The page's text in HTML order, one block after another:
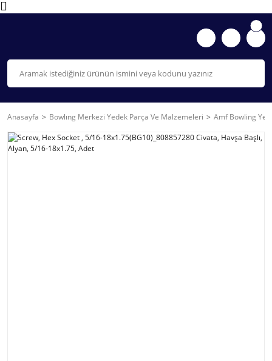
Anasayfa Bowlıng Merkezi Yedek Parça Ve Malzemeleri Amf Bowling